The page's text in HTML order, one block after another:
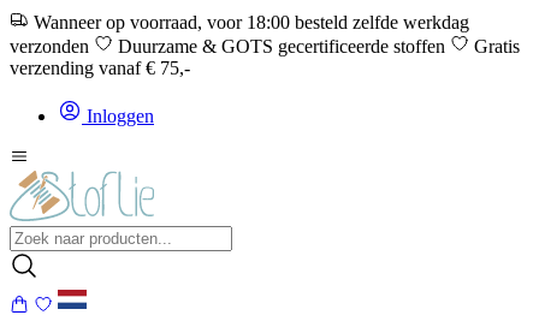
Wanneer op voorraad, voor 18:00 besteld zelfde werkdag
verzonden
Duurzame & GOTS gecertificeerde stoffen
Gratis
verzending vanaf € 75,-
Inloggen